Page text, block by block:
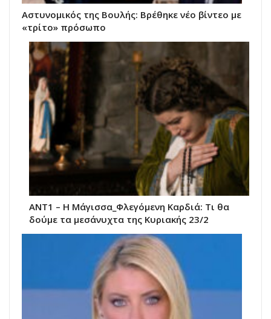
Αστυνομικός της Βουλής: Βρέθηκε νέο βίντεο με
«τρίτο» πρόσωπο
ΑΝΤ1 – Η Μάγισσα_Φλεγόμενη Καρδιά: Τι θα
δούμε τα μεσάνυχτα της Κυριακής 23/2